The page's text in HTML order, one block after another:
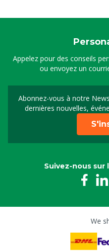
Appelez pour des conseils
ou envoyez un
Abonnez-vous à notre
dernières nouvelles,
Suivez-nous sur
We